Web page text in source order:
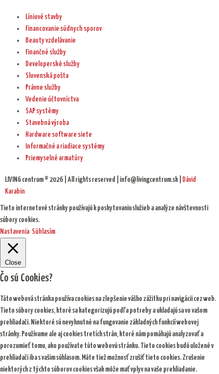
Líniové stavby
Financovanie súdnych sporov
Beauty vzdelávanie
Finančné služby
Developerské služby
Slovenská pošta
Právne služby
Vedenie účtovníctva
SAP systémy
Stavebná výroba
Hardware software siete
Informačné a riadiace systémy
Priemyselné armatúry
LIVING centrum © 2026 | All rights reserved | info@livingcentrum.sk |
Dávid
Karabin
Tieto internetové stránky používajú k poskytovaniu služieb a analýze návštevnosti
súbory cookies.
Nastavenia Súhlasím
Close
Čo sú Cookies?
Táto webová stránka používa cookies na zlepšenie vášho zážitku pri navigácii cez web.
Tieto súbory cookies, ktoré sa kategorizujú podľa potreby a ukladajú sa vo vašom
prehliadači. Niektoré sú nevyhnutné na fungovanie základných funkcií webovej
stránky. Používame ale aj cookies tretích strán, ktoré nám pomáhajú analyzovať a
porozumieť tomu, ako používate túto webovú stránku. Tieto cookies budú uložené v
prehliadači iba s vašim súhlasom. Máte tiež možnosť zrušiť tieto cookies. Zrušenie
niektorých z týchto súborov cookies však môže mať vplyv na vaše prehliadanie.